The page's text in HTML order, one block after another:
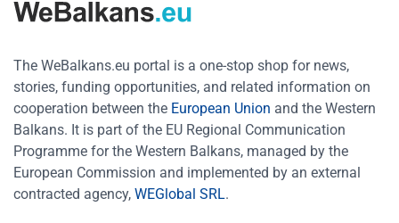
The WeBalkans.eu portal is a one-stop shop for news,
stories, funding opportunities, and related information on
cooperation between the European Union and the Western
Balkans. It is part of the EU Regional Communication
Programme for the Western Balkans, managed by the
European Commission and implemented by an external
contracted agency, WEGlobal SRL.